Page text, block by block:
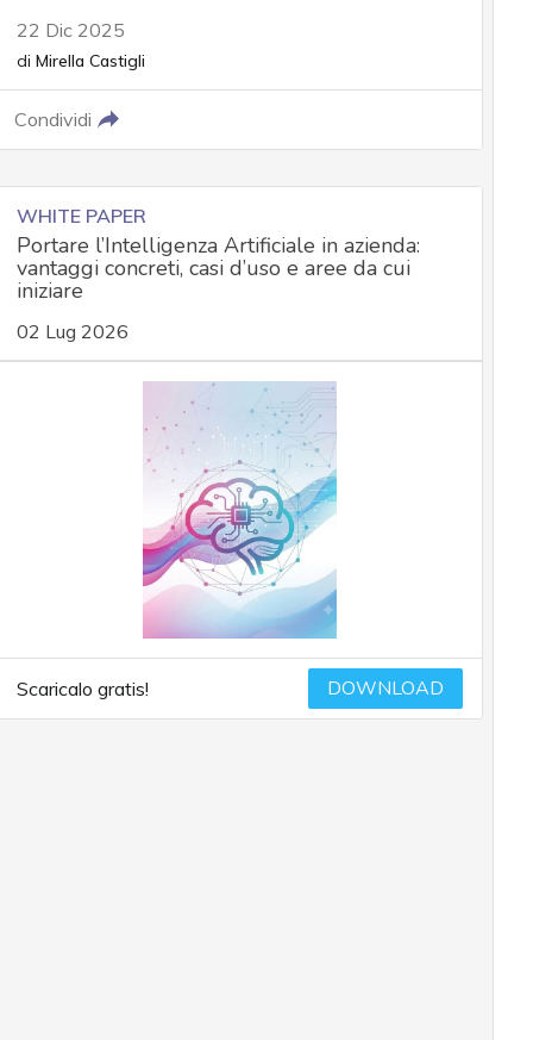
22 Dic 2025
di Mirella Castigli
Condividi
WHITE PAPER
Portare l’Intelligenza Artificiale in azienda:
vantaggi concreti, casi d’uso e aree da cui
iniziare
02 Lug 2026
Scaricalo gratis! DOWNLOAD